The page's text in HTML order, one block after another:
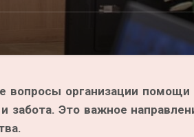
вопросы организации
забота. Это важное